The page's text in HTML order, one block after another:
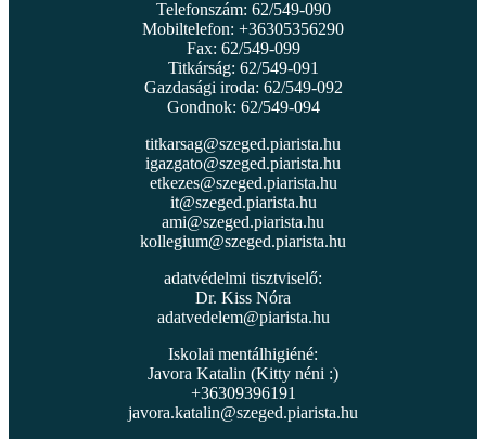
Telefonszám: 62/549-090
Mobiltelefon: +36305356290
Fax: 62/549-099
Titkárság: 62/549-091
Gazdasági iroda: 62/549-092
Gondnok: 62/549-094
titkarsag@szeged.piarista.hu
igazgato@szeged.piarista.hu
etkezes@szeged.piarista.hu
it@szeged.piarista.hu
ami@szeged.piarista.hu
kollegium@szeged.piarista.hu
adatvédelmi tisztviselő:
Dr. Kiss Nóra
adatvedelem@piarista.hu
Iskolai mentálhigiéné:
Javora Katalin (Kitty néni :)
+36309396191
javora.katalin@szeged.piarista.hu